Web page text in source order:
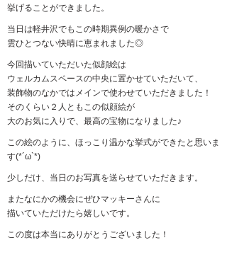
挙げることができました。
当日は軽井沢でもこの時期異例の暖かさで
雲ひとつない快晴に恵まれました◎
今回描いていただいた似顔絵は
ウェルカムスペースの中央に置かせていただいて、
装飾物のなかではメインで使わせていただきました！
そのくらい２人ともこの似顔絵が
大のお気に入りで、最高の宝物になりました♪
この絵のように、ほっこり温かな挙式ができたと思いま
す(*´ω`*)
少しだけ、当日のお写真を送らせていただきます。
またなにかの機会にぜひマッキーさんに
描いていただけたら嬉しいです。
この度は本当にありがとうございました！